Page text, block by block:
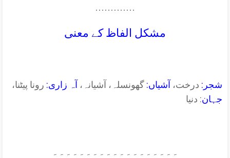
.............
مشکل الفاظ کے معنی
شجر: درخت، آشیاں: گھونسلہ، آشیانہ، آہ زاری: رونا پیٹنا،
جہان: دنیا
۔۔۔۔۔۔۔۔۔۔۔۔۔۔۔۔۔۔۔